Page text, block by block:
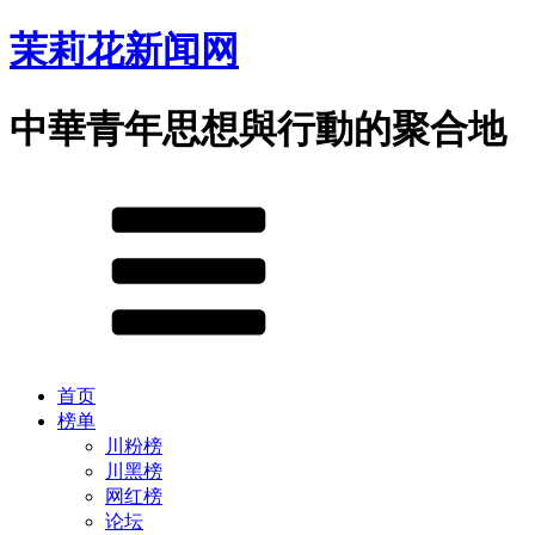
茉莉花新闻网
中華青年思想與行動的聚合地
首页
榜单
川粉榜
川黑榜
网红榜
论坛